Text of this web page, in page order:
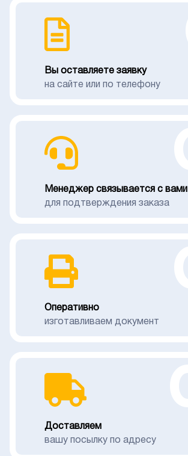
Вы оставляете заявку
на сайте или по телефону
Менеджер связывается с вами
для подтверждения заказа
Оперативно
изготавливаем документ
Доставляем
вашу посылку по адресу